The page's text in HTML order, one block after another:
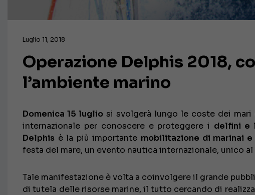
Luglio 11, 2018
Operazione Delphis 2018,
l’ambiente marino
Domenica 15 luglio si svolgerà lungo le coste dei mari
internazionale per conoscere e proteggere i delfini e
Delphis è la più importante mobilitazione di marinai
festa del mare, un evento nautica internazionale, unico
Tale manifestazione è volta a coinvolgere il grande
di tutela delle risorse marine, il tutto cercando di